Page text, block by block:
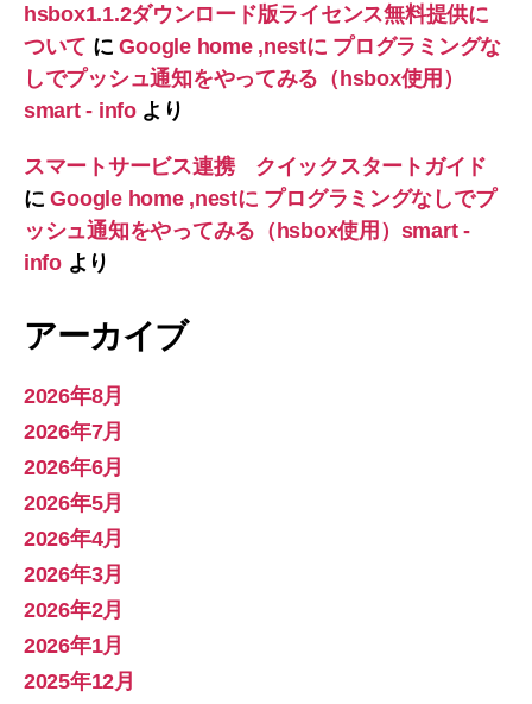
hsbox1.1.2ダウンロード版ライセンス無料提供に
ついて にGoogle home ,nestに プログラミングな
しでプッシュ通知をやってみる（hsbox使用）
smart - infoより
スマートサービス連携 クイックスタートガイド
にGoogle home ,nestに プログラミングなしでプ
ッシュ通知をやってみる（hsbox使用）smart -
infoより
アーカイブ
2026年8月
2026年7月
2026年6月
2026年5月
2026年4月
2026年3月
2026年2月
2026年1月
2025年12月